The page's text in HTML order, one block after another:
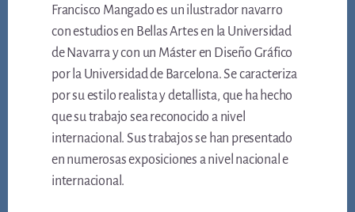
Francisco Mangado es un ilustrador navarro
con estudios en Bellas Artes en la Universidad
de Navarra y con un Máster en Diseño Gráfico
por la Universidad de Barcelona. Se caracteriza
por su estilo realista y detallista, que ha hecho
que su trabajo sea reconocido a nivel
internacional. Sus trabajos se han presentado
en numerosas exposiciones a nivel nacional e
internacional.